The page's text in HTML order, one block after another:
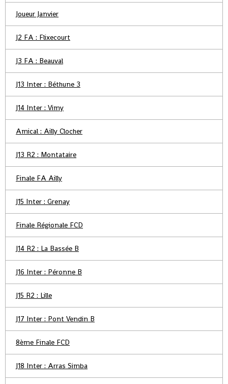
Joueur Janvier
J2 FA : Flixecourt
J3 FA : Beauval
J13 Inter : Béthune 3
J14 Inter : Vimy
Amical : Ailly Clocher
J13 R2 : Montataire
Finale FA Ailly
J15 Inter : Grenay
Finale Régionale FCD
J14 R2 : La Bassée B
J16 Inter : Péronne B
J15 R2 : Lille
J17 Inter : Pont Vendin B
8ème Finale FCD
J18 Inter : Arras Simba